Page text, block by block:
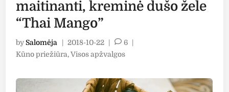
maitinanti, kreminė dušo žele
“Thai Mango”
bySalomėja 2018-10-22 6
Posted
Kūno priežiūra,Visos apžvalgos